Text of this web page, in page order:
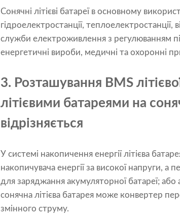
Сонячні літієві батареї в основному
гідроелектростанції, теплоелектростанції,
служби електроживлення з регулюванням
енергетичні вироби, медичні та охоронні
3. Розташування BMS
літієвими батареями на
відрізняється
У системі накопичення енергії літієва
накопичувача енергії за високої напруги,
для заряджання акумуляторної батареї;
сонячна літієва батарея може конвертер
змінного струму.